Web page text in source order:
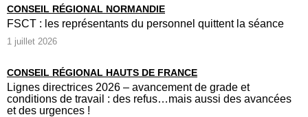
CONSEIL RÉGIONAL NORMANDIE
FSCT : les représentants du personnel quittent la séance
1 juillet 2026
CONSEIL RÉGIONAL HAUTS DE FRANCE
Lignes directrices 2026 – avancement de grade et
conditions de travail : des refus…mais aussi des avancées
et des urgences !